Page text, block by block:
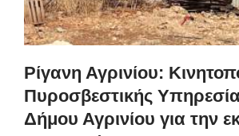
Ρίγανη Αγρινίου:
Πυροσβεστικής
Δήμου Αγρινίου για την